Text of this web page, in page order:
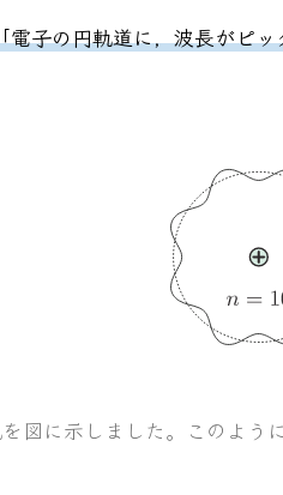
電子の円軌道に，波長がピ
図に示しました。このよ